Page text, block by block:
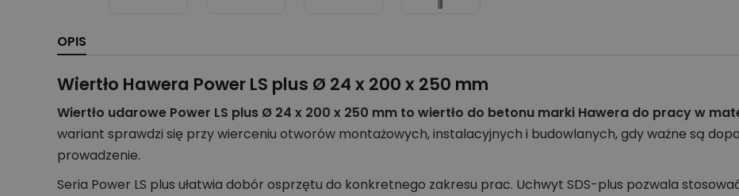
OPIS
Wiertło Hawera Power LS plus Ø 24 x 200 x 250 mm
Wiertło udarowe Power LS plus Ø 24 x 200 x 250 mm to wiertło do betonu marki Hawera do pracy w
wariant sprawdzi się przy wierceniu otworów montażowych, instalacyjnych i budowlanych, gdy ważne są
prowadzenie.
Seria Power LS plus ułatwia dobór osprzętu do konkretnego zakresu prac. Uchwyt SDS-plus pozwala